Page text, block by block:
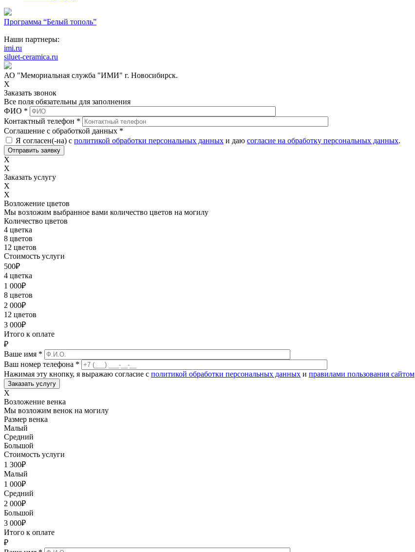
Программа “Белый тополь”
Наши партнеры:
imi.ru
siluet-ceramica.ru
АО "Мемориальная служба "ИМИ" г. Новосибирск.
X
Заказать звонок
Все поля обязательны для заполнения
ФИО *
Контактный телефон *
Соглашение с обработкой данных *
Я согласен(-на) с политикой обработки персональных данных и даю согласие на обработку персональных данных.
X
X
Заказать услугу
X
X
Возложение цветов
Мы возложим выбранное вами количество цветов на могилу
Количество цветов
4 цветка
8 цветов
12 цветов
Стоимость услуги
500₽
4 цветка
1 000₽
8 цветов
2 000₽
12 цветов
3 000₽
Итого к оплате
₽
Ваше имя *
Ваш номер телефона *
Нажимая эту кнопку, я выражаю согласие с политикой обработки персональных данных и правилами пользования сайтом
X
Возложение венка
Мы возложим венок на могилу
Размер венка
Малый
Средний
Большой
Стоимость услуги
1 300₽
Малый
1 000₽
Средний
2 000₽
Большой
3 000₽
Итого к оплате
₽